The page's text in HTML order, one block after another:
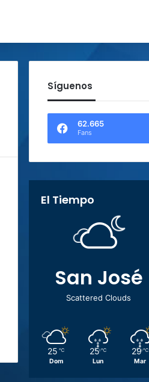
Síguenos
62.665
Fans
El Tiempo
San José
Scattered Clouds
25 ℃
Dom
25 ℃
Lun
29 ℃
Mar